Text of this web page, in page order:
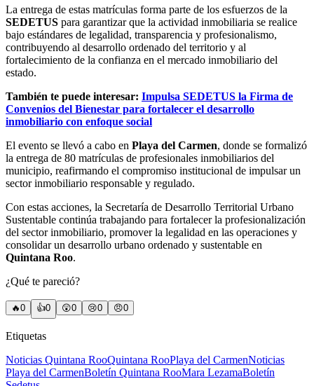
La entrega de estas matrículas forma parte de los esfuerzos de la
SEDETUS para garantizar que la actividad inmobiliaria se realice
bajo estándares de legalidad, transparencia y profesionalismo,
contribuyendo al desarrollo ordenado del territorio y al
fortalecimiento de la confianza en el mercado inmobiliario del
estado.
También te puede interesar: Impulsa SEDETUS la Firma de
Convenios del Bienestar para fortalecer el desarrollo
inmobiliario con enfoque social
El evento se llevó a cabo en Playa del Carmen, donde se formalizó
la entrega de 80 matrículas de profesionales inmobiliarios del
municipio, reafirmando el compromiso institucional de impulsar un
sector inmobiliario responsable y regulado.
Con estas acciones, la Secretaría de Desarrollo Territorial Urbano
Sustentable continúa trabajando para fortalecer la profesionalización
del sector inmobiliario, promover la legalidad en las operaciones y
consolidar un desarrollo urbano ordenado y sustentable en
Quintana Roo.
¿Qué te pareció?
🔥0 👍0 😲0 😢0 😠0
Etiquetas
Noticias Quintana RooQuintana RooPlaya del CarmenNoticias
Playa del CarmenBoletín Quintana RooMara LezamaBoletín